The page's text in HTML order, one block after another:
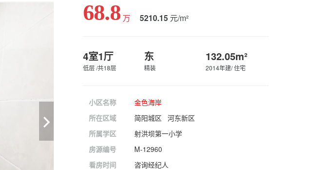
68.8 万 5210.15 元/m²
4室1厅
低层 /共18层
东
精装
132.05m²
2014年建/ 住宅
小区名称
金色海岸
所在区域
简阳城区 河东新区
所属学区
射洪坝第一小学
房源编号
M-12960
看房时间
咨询经纪人